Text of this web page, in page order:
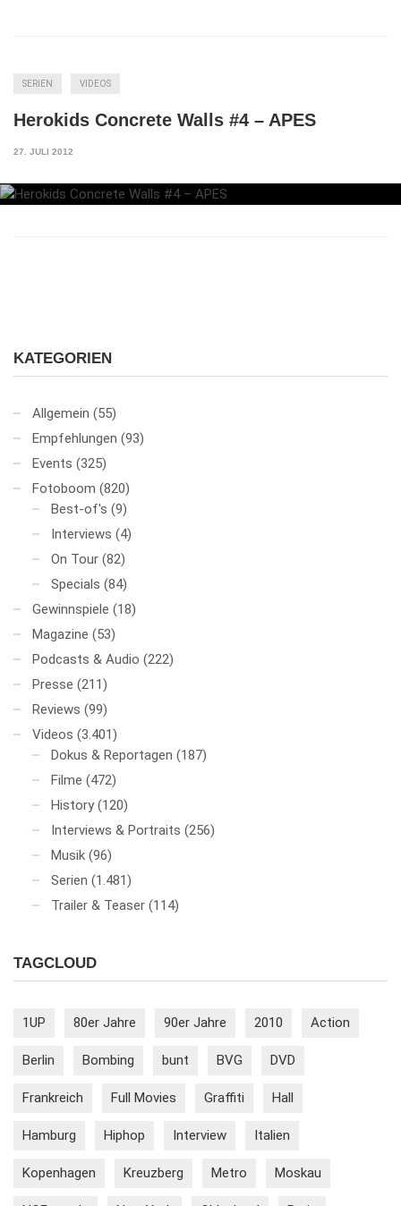
SERIEN VIDEOS
Herokids Concrete Walls #4 – APES
27. JULI 2012
KATEGORIEN
Allgemein (55)
Empfehlungen (93)
Events (325)
Fotoboom (820)
Best-of's (9)
Interviews (4)
On Tour (82)
Specials (84)
Gewinnspiele (18)
Magazine (53)
Podcasts & Audio (222)
Presse (211)
Reviews (99)
Videos (3.401)
Dokus & Reportagen (187)
Filme (472)
History (120)
Interviews & Portraits (256)
Musik (96)
Serien (1.481)
Trailer & Teaser (114)
TAGCLOUD
1UP 80er Jahre 90er Jahre 2010 Action
Berlin Bombing bunt BVG DVD
Frankreich Full Movies Graffiti Hall
Hamburg Hiphop Interview Italien
Kopenhagen Kreuzberg Metro Moskau